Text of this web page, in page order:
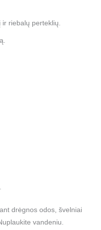
riebalų perteklių.
drėgnos odos, švelniai
vandeniu.